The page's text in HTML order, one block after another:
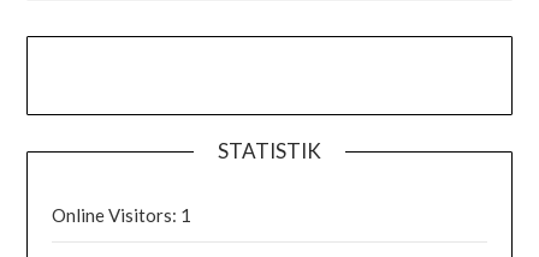
STATISTIK
Online Visitors: 1